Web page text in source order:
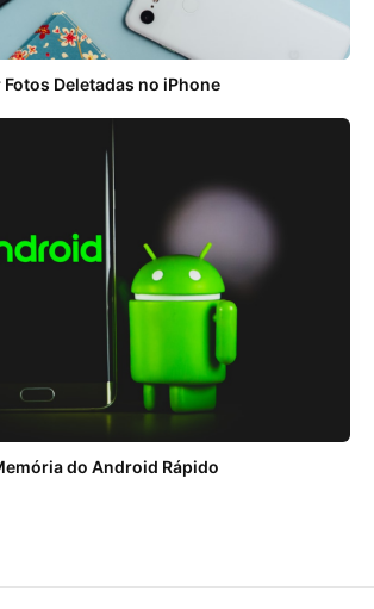
Deletadas no iPhone
do Android Rápido